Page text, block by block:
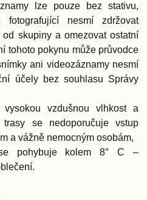
lze pouze bez stativu,
nesmí zdržovat
skupiny a omezovat ostatní
tohoto pokynu může průvodce
ani videozáznamy nesmí
účely bez souhlasu Správy
vzdušnou vlhkost a
trasy se nedoporučuje vstup
a vážně nemocným osobám,
pohybuje kolem 8° C –